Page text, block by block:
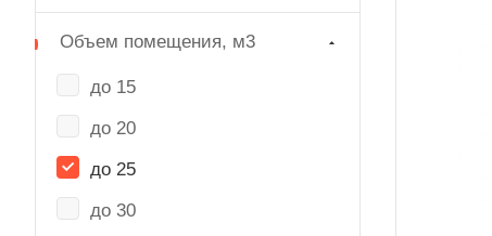
Объем помещения, м3
до 15
до 20
до 25
до 30